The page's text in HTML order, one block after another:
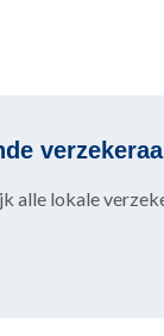
alle lokale